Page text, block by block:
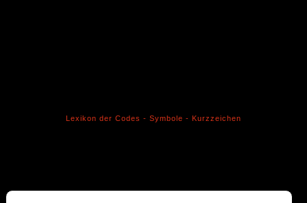
Lexikon der Codes - Symbole - Kurzzeichen